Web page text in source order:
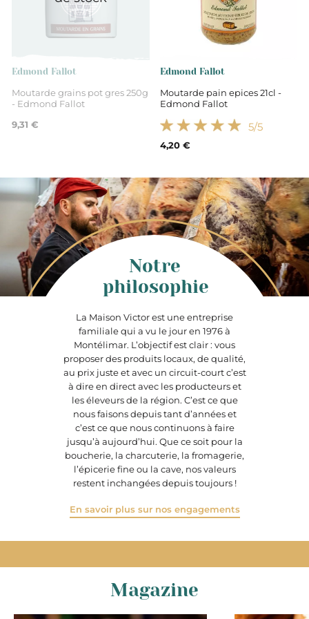
Edmond Fallot
Moutarde grains pot gres 250g
- Edmond Fallot
9,31 €
Edmond Fallot
Moutarde pain epices 21cl -
Edmond Fallot
5/5
4,20 €
La Maison Victor est une entreprise
familiale qui a vu le jour en 1976 à
Montélimar. L’objectif est clair : vous
proposer des produits locaux, de qualité,
au prix juste et avec un circuit-court c’est
à dire en direct avec les producteurs et
les éleveurs de la région. C’est ce que
nous faisons depuis tant d’années et
c’est ce que nous continuons à faire
jusqu’à aujourd’hui. Que ce soit pour la
boucherie, la charcuterie, la fromagerie,
l’épicerie fine ou la cave, nos valeurs
restent inchangées depuis toujours !
En savoir plus sur nos engagements
Notre
philosophie
Magazine